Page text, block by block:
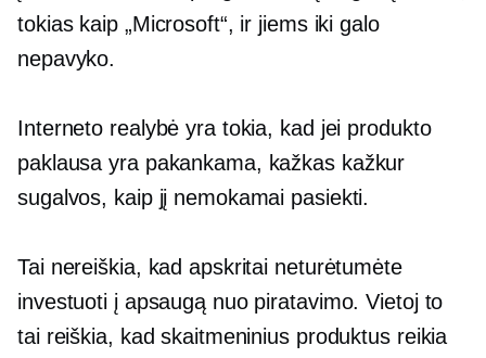
tokias kaip „Microsoft“, ir jiems iki galo
nepavyko.
Interneto realybė yra tokia, kad jei produkto
paklausa yra pakankama, kažkas kažkur
sugalvos, kaip jį nemokamai pasiekti.
Tai nereiškia, kad apskritai neturėtumėte
investuoti į apsaugą nuo piratavimo. Vietoj to
tai reiškia, kad skaitmeninius produktus reikia